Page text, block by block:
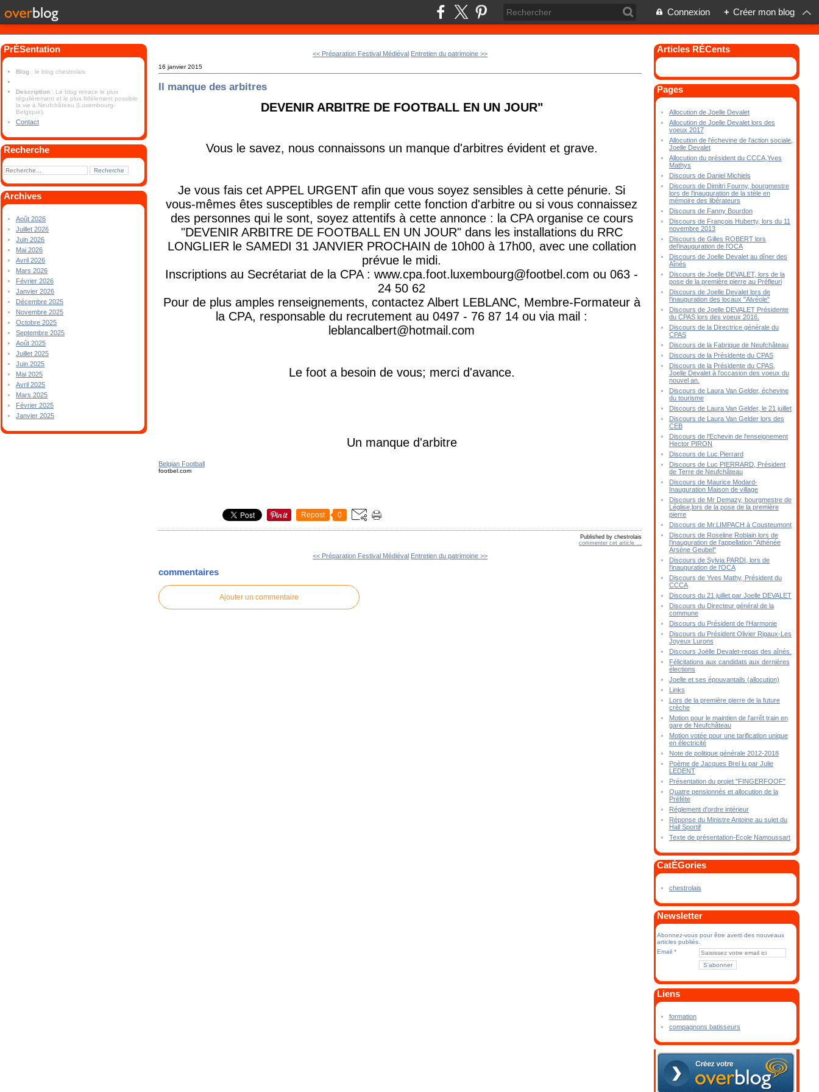
Connexion + Créer mon blog
PrÉSentation
Blog : le blog chestrolais
Description : Le blog retrace le plus
régulièrement et le plus fidèlement possible
la vie à Neufchâteau (Luxembourg-
Belgique).
Contact
Recherche
Archives
Août 2026
Juillet 2026
Juin 2026
Mai 2026
Avril 2026
Mars 2026
Février 2026
Janvier 2026
Décembre 2025
Novembre 2025
Octobre 2025
Septembre 2025
Août 2025
Juillet 2025
Juin 2025
Mai 2025
Avril 2025
Mars 2025
Février 2025
Janvier 2025
<< Préparation Festival Médiéval Entretien du patrimoine >>
16 janvier 2015
Il manque des arbitres
DEVENIR ARBITRE DE FOOTBALL EN UN JOUR"
Vous le savez, nous connaissons un manque d'arbitres évident et grave.
Je vous fais cet APPEL URGENT afin que vous soyez sensibles à cette pénurie. Si
vous-mêmes êtes susceptibles de remplir cette fonction d'arbitre ou si vous connaissez
des personnes qui le sont, soyez attentifs à cette annonce : la CPA organise ce cours
"DEVENIR ARBITRE DE FOOTBALL EN UN JOUR" dans les installations du RRC
LONGLIER le SAMEDI 31 JANVIER PROCHAIN de 10h00 à 17h00, avec une collation
prévue le midi.
Inscriptions au Secrétariat de la CPA : www.cpa.foot.luxembourg@footbel.com ou 063 -
24 50 62
Pour de plus amples renseignements, contactez Albert LEBLANC, Membre-Formateur à
la CPA, responsable du recrutement au 0497 - 76 87 14 ou via mail :
leblancalbert@hotmail.com
Le foot a besoin de vous; merci d'avance.
Un manque d'arbitre
Belgian Football
footbel.com
Repost 0
Published by chestrolais
commenter cet article
<< Préparation Festival Médiéval Entretien du patrimoine >>
commentaires
Ajouter un commentaire
Articles RÉCents
Pages
Allocution de Joelle Devalet
Allocution de Joelle Devalet lors des
voeux 2017
Allocution de l'échevine de l'action sociale,
Joelle Devalet
Allocution du président du CCCA,Yves
Mathys
Discours de Daniel Michiels
Discours de Dimitri Fourny, bourgmestre
lors de l'inauguration de la stèle en
mémoire des libérateurs
Discours de Fanny Bourdon
Discours de François Huberty, lors du 11
novembre 2013
Discours de Gilles ROBERT lors
del'inauguration de l'OCA
Discours de Joelle Devalet au dîner des
Aînés
Discours de Joelle DEVALET, lors de la
pose de la première pierre au Préfleuri
Discours de Joelle Devalet lors de
l'inauguration des locaux "Alvéole"
Discours de Joelle DEVALET Présidente
du CPAS lors des voeux 2016.
Discours de la Directrice générale du
CPAS
Discours de la Fabrique de Neufchâteau
Discours de la Présidente du CPAS
Discours de la Présidente du CPAS,
Joelle Devalet à l'occasion des voeux du
nouvel an.
Discours de Laura Van Gelder, échevine
du tourisme
Discours de Laura Van Gelder, le 21 juillet
Discours de Laura Van Gelder lors des
CEB
Discours de l'Echevin de l'enseignement
Hector PIRON
Discours de Luc Pierrard
Discours de Luc PIERRARD, Président
de Terre de Neufchâteau
Discours de Maurice Modard-
Inauguration Maison de village
Discours de Mr Demazy, bourgmestre de
Léglise,lors de la pose de la première
pierre
Discours de Mr.LIMPACH à Cousteumont
Discours de Roseline Roblain lors de
l'inauguration de l'appellation "Athénée
Arsène Geubel"
Discours de Sylvia PARDI, lors de
l'inauguration de l'OCA
Discours de Yves Mathy, Président du
CCCA
Discours du 21 juillet par Joelle DEVALET
Discours du Directeur général de la
commune
Discours du Président de l'Harmonie
Discours du Président Olivier Rigaux-Les
Joyeux Lurons
Discours Joëlle Devalet-repas des aînés.
Félicitations aux candidats aux dernières
élections
Joelle et ses épouvantails (allocution)
Links
Lors de la première pierre de la future
crèche
Motion pour le maintien de l'arrêt train en
gare de Neufchâteau
Motion votée pour une tarification unique
en électricité
Note de politique générale 2012-2018
Poème de Jacques Brel lu par Julie
LEDENT
Présentation du projet "FINGERFOOF"
Quatre pensionnés et allocution de la
Préfète
Réglement d'ordre intérieur
Réponse du Ministre Antoine au sujet du
Hall Sportif
Texte de présentation-Ecole Namoussart
CatÉGories
chestrolais
Newsletter
Abonnez-vous pour être averti des nouveaux
articles publiés.
Email
Liens
formation
compagnons batisseurs